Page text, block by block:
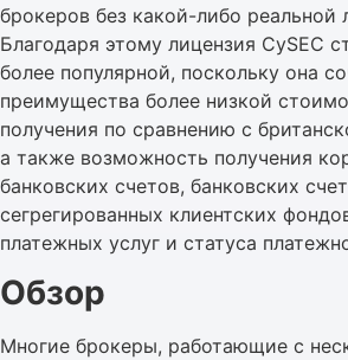
брокеров без какой-либо реальной
Благодаря этому лицензия CySEC
более популярной, поскольку она
преимущества более низкой
получения по сравнению с
а также возможность получения
банковских счетов, банковских
сегрегированных клиентских
платежных услуг и статуса
Обзор
Многие брокеры, работающие с